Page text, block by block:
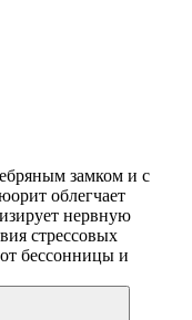
замком и с
облегчает
нервную
стрессовых
бессонницы и